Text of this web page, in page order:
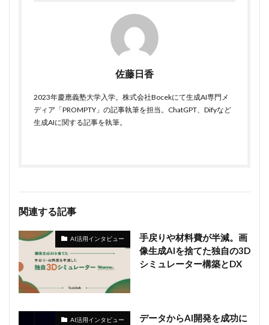
佐藤日香
2023年慶應義塾大学入学。株式会社Bocekにて生成AI専門メ
ディア「PROMPTY」の記事執筆を担当。ChatGPT、Difyなど
生成AIに関する記事を執筆。
関連する記事
AI活用インタビュー
手戻りや材料費が半減。画
像生成AIを捨てた独自の3D
シミュレーター構築とDX
AI活用インタビュー
データからAI開発を成功に